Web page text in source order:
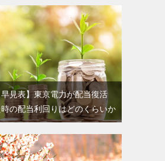
早見表】東京電力が配当復活
時の配当利回りはどのくらいか